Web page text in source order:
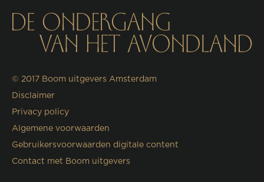
© 2017 Boom uitgevers Amsterdam
Disclaimer
Privacy policy
Algemene voorwaarden
Gebruikersvoorwaarden digitale content
Contact met Boom uitgevers